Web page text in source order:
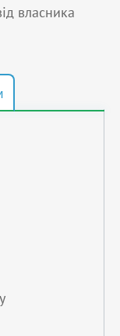
власника